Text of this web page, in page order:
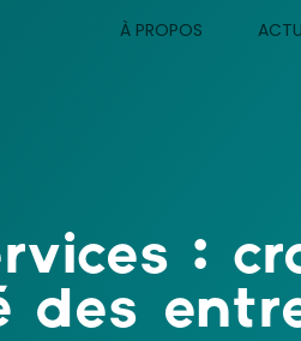
À PROPOS
:
des